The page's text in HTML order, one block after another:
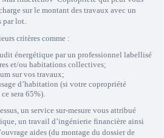
sur le montant des travaux avec un
par lot.
critères comme :
énergétique par un professionnel labellisé
et/ou habitations collectives;
sur vos travaux;
d’habitation (si votre copropriété
sera 65%).
un service sur-mesure vous attribué
un travail d’ingénierie financière ainsi
aides (du montage du dossier de